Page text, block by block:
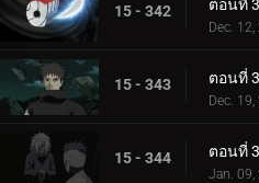
15 - 342 ตอนที่
Dec. 12,
15 - 343 ตอนที่
Dec. 19,
15 - 344 ตอนที่
Jan. 09,